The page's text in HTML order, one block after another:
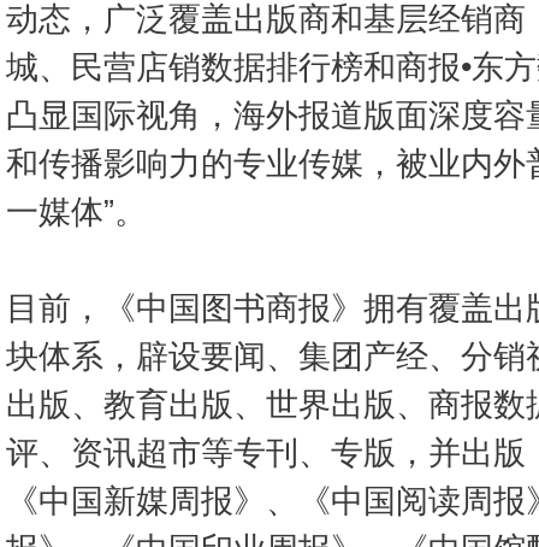
动态，广泛覆盖出版商和基层经销
城、民营店销数据排行榜和商报•东
凸显国际视角，海外报道版面深度
和传播影响力的专业传媒，被业内外
一媒体”。
目前，《中国图书商报》拥有覆盖
块体系，辟设要闻、集团产经、分
出版、教育出版、世界出版、商报
评、资讯超市等专刊、专版，并出
《中国新媒周报》、《中国阅读周